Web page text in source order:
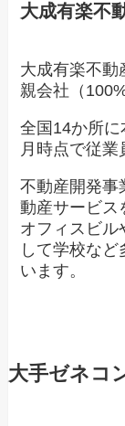
大成有楽不
大成有楽不動
親会社（
全国14か所
月時点で従業
不動産開発事
動産サービス
オフィスビル
して学校な
います。
大手ゼネコ